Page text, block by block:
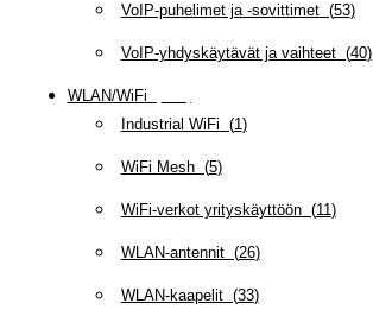
VoIP-puhelimet ja -sovittimet(53)
VoIP-yhdyskäytävät ja vaihteet(40)
WLAN/WiFi
Industrial WiFi (1)
WiFi Mesh(5)
WiFi-verkot yrityskäyttöön(11)
WLAN-antennit(26)
WLAN-kaapelit(33)